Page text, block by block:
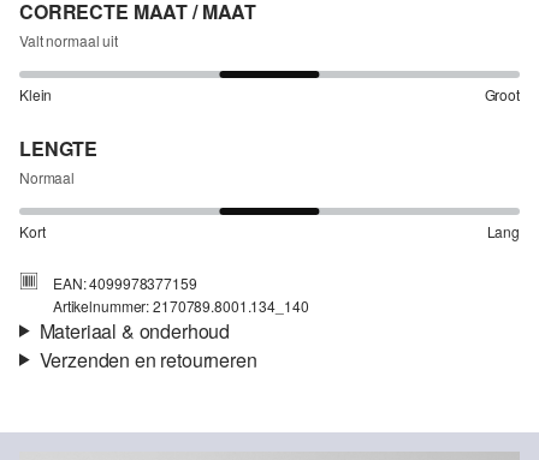
CORRECTE MAAT / MAAT
Valt normaal uit
Klein Groot
LENGTE
Normaal
Kort Lang
EAN: 4099978377159
Artikelnummer: 2170789.8001.134_140
Materiaal & onderhoud
Materiaal: Katoenmix
Verzenden en retourneren
Je bestelling wordt binnen 3-5 werkdagen verzonden door bpost.